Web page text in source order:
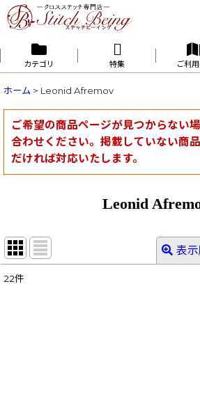
カテゴリ 特集 ご利
ホーム > Leonid Afremov
ご希望の商品ページが見つからない
合わせください。掲載していない商
だければ対応いたします。
Leonid
表
22件